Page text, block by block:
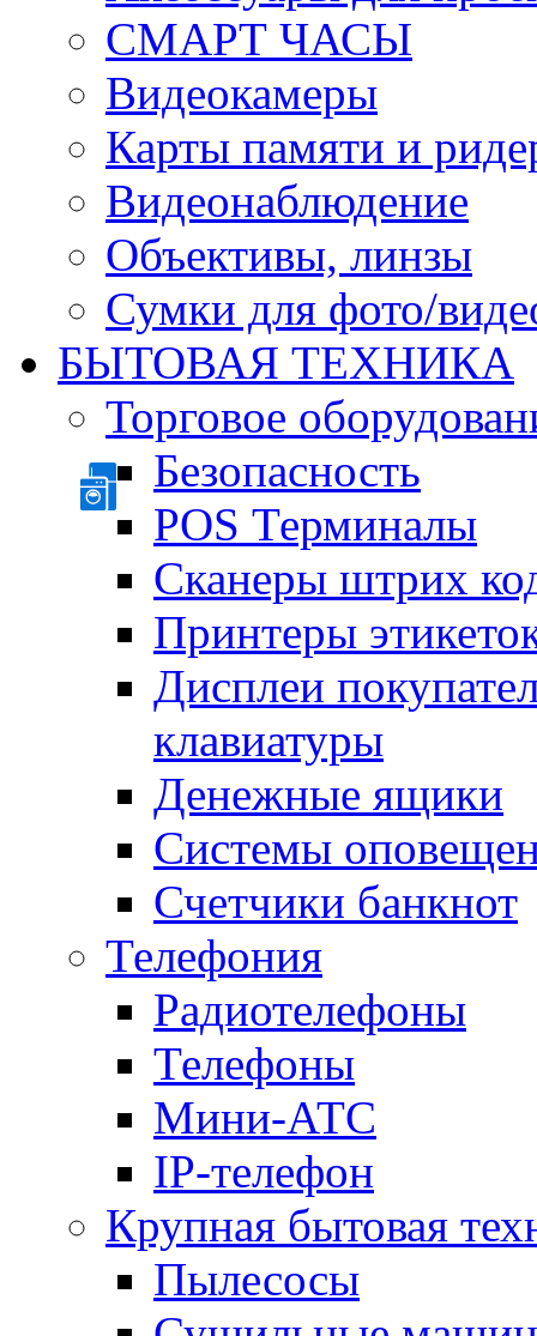
СМАРТ ЧАСЫ
Видеокамеры
Карты памяти и
Видеонаблюдение
Объективы, линзы
Сумки для фото/
БЫТОВАЯ ТЕХНИКА
Торговое
Безопасность
POS Терминалы
Сканеры штрих
Принтеры
Дисплеи
клавиатуры
Денежные ящики
Системы
Счетчики банкнот
Телефония
Радиотелефоны
Телефоны
Мини-АТС
IP-телефон
Крупная бытовая
Пылесосы